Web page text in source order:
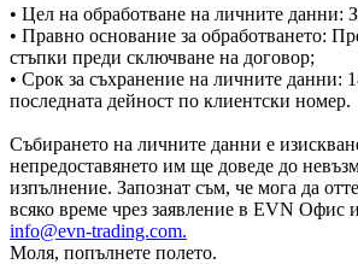
• Цел на обработване на личните данни:
• Правно основание за обработването:
стъпки преди сключване на договор;
• Срок за съхранение на личните данни:
последната дейност по клиентски номер.
Събирането на личните данни е
непредоставянето им ще доведе до
изпълнение. Запознат съм, че мога да
всяко време чрез заявление в EVN Офис
info@evn-trading.com.
Моля, попълнете полето.